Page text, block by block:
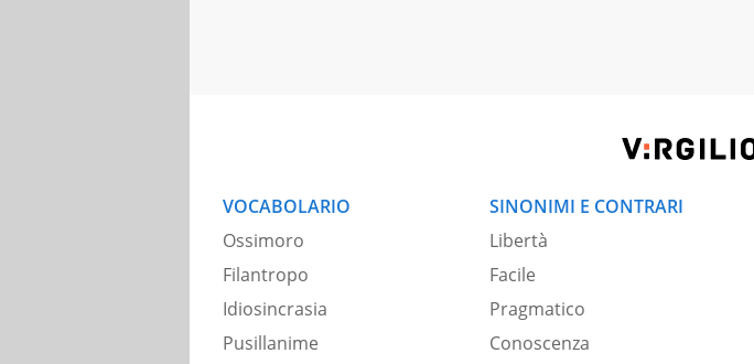
VOCABOLARIO
Ossimoro
Filantropo
Idiosincrasia
Pusillanime
SINONIMI E CONTRARI
Libertà
Facile
Pragmatico
Conoscenza